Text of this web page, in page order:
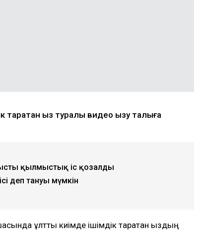
қыз туралы видео қызу талқыға
қылмыстық іс қозғалды
деп тануы мүмкін
ұлттық киімде ішімдік таратқан қыздың